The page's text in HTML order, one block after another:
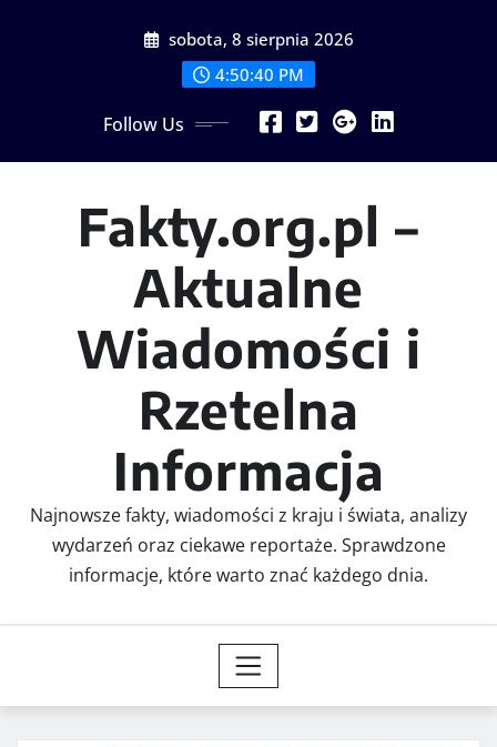
sobota, 8 sierpnia 2026
4:50:40 PM
Follow Us
Fakty.org.pl –
Aktualne
Wiadomości i
Rzetelna
Informacja
Najnowsze fakty, wiadomości z kraju i świata, analizy
wydarzeń oraz ciekawe reportaże. Sprawdzone
informacje, które warto znać każdego dnia.